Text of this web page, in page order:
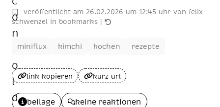
veröffentlicht am 26 02 2026 um 12:45 uhr vonfelix
schwenzel in bookmarks |
miniflux kimchi kochen rezepte
link kopieren kurz url
beilage keine reaktionen